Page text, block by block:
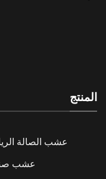
المنتج
عشب الصالة
عشب